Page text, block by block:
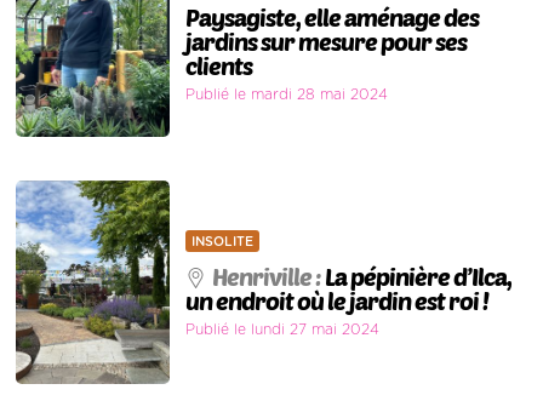
Paysagiste, elle aménage des
jardins sur mesure pour ses
clients
Publié le mardi 28 mai 2024
INSOLITE
Henriville :La pépinière d’Ilca,
un endroit où le jardin est roi !
Publié le lundi 27 mai 2024